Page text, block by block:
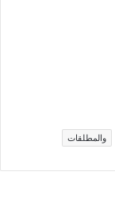
والمطلقات